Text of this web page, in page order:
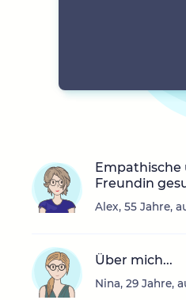
Empathische
Freundin
Alex, 55 Jahre,
Über mich...
Nina, 29 Jahre,